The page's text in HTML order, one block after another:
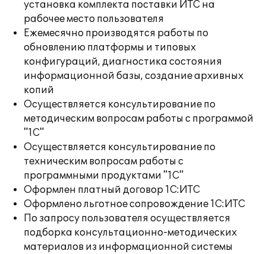
установка комплекта поставки ИТС на
рабочее место пользователя
Ежемесячно производятся работы по
обновлению платформы и типовых
конфигураций, диагностика состояния
информационной базы, создание архивных
копий
Осуществляется консультирование по
методическим вопросам работы с программой
"1С"
Осуществляется консультирование по
техническим вопросам работы с
программными продуктами "1С"
Оформлен платный договор 1С:ИТС
Оформлено льготное сопровождение 1С:ИТС
По запросу пользователя осуществляется
подборка консультационно-методических
материалов из информационной системы